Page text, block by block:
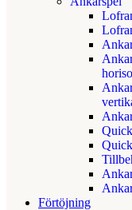
Förtöjning